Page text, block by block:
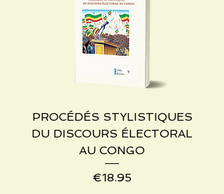
PROCÉDÉS STYLISTIQUES
DU DISCOURS ÉLECTORAL
AU CONGO
Price
€18.95